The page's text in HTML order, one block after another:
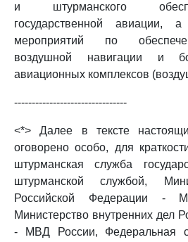
и штурманского
государственной авиации,
мероприятий по
воздушной навигации и
авиационных комплексов
--------------------------------
<*> Далее в тексте
оговорено особо, для
штурманская служба
штурманской службой,
Российской Федерации -
Министерство внутренних дел
- МВД России, Федеральная